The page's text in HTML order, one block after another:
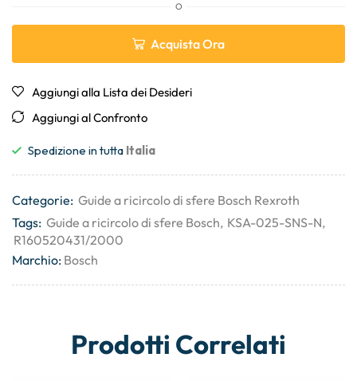
O
Acquista Ora
Aggiungi alla Lista dei Desideri
Aggiungi al Confronto
Spedizione in tutta Italia
Categorie: Guide a ricircolo di sfere Bosch Rexroth
Tags: Guide a ricircolo di sfere Bosch, KSA-025-SNS-N,
R160520431/2000
Marchio: Bosch
Prodotti Correlati